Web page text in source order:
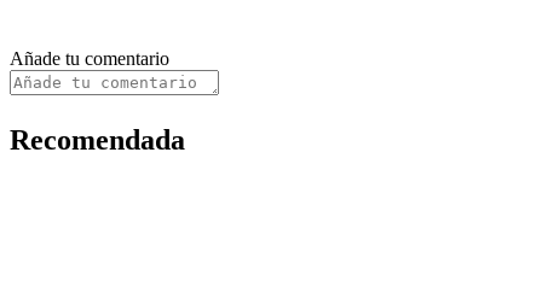
Añade tu comentario
Recomendada